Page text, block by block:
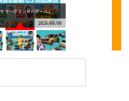
ホワイトハウスが主催するイベント『サマーグランドバザール』をオートプラネットにて開催いたします！日...
2026/08/09